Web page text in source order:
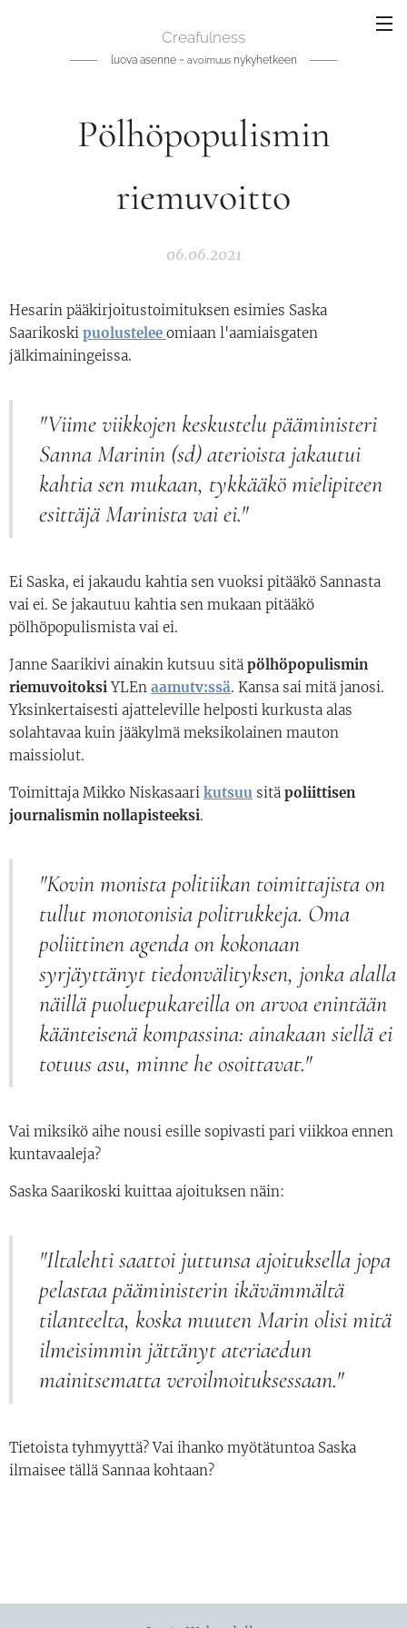
Creafulness
luova asenne ~ avoimuusnykyhetkeen
Pölhöpopulismin
riemuvoitto
06.06.2021
Hesarin pääkirjoitustoimituksen esimies Saska
Saarikoski puolustelee omiaan l'aamiaisgaten
jälkimainingeissa.
"Viime viikkojen keskustelu pääministeri
Sanna Marinin (sd) aterioista jakautui
kahtia sen mukaan, tykkääkö mielipiteen
esittäjä Marinista vai ei."
Ei Saska, ei jakaudu kahtia sen vuoksi pitääkö Sannasta
vai ei. Se jakautuu kahtia sen mukaan pitääkö
pölhöpopulismista vai ei.
Janne Saarikivi ainakin kutsuu sitä pölhöpopulismin
riemuvoitoksiYLEn aamutv:ssä. Kansa sai mitä janosi.
Yksinkertaisesti ajatteleville helposti kurkusta alas
solahtavaa kuin jääkylmä meksikolainen mauton
maissiolut.
Toimittaja Mikko Niskasaari kutsuu sitä poliittisen
journalismin nollapisteeksi.
"Kovin monista politiikan toimittajista on
tullut monotonisia politrukkeja. Oma
poliittinen agenda on kokonaan
syrjäyttänyt tiedonvälityksen, jonka alalla
näillä puoluepukareilla on arvoa enintään
käänteisenä kompassina: ainakaan siellä ei
totuus asu, minne he osoittavat."
Vai miksikö aihe nousi esille sopivasti pari viikkoa ennen
kuntavaaleja?
Saska Saarikoski kuittaa ajoituksen näin:
"Iltalehti saattoi juttunsa ajoituksella jopa
pelastaa pääministerin ikävämmältä
tilanteelta, koska muuten Marin olisi mitä
ilmeisimmin jättänyt ateriaedun
mainitsematta veroilmoituksessaan."
Tietoista tyhmyyttä? Vai ihanko myötätuntoa Saska
ilmaisee tällä Sannaa kohtaan?